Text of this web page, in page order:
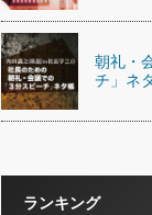
朝礼・
チ」ネ
ランキング